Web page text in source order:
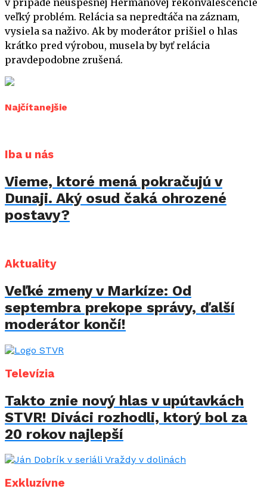
v prípade neúspešnej Hermanovej rekonvalescencie
veľký problém. Relácia sa nepredtáča na záznam,
vysiela sa naživo. Ak by moderátor prišiel o hlas
krátko pred výrobou, musela by byť relácia
pravdepodobne zrušená.
Najčítanejšie
Iba u nás
Vieme, ktoré mená pokračujú v
Dunaji. Aký osud čaká ohrozené
postavy?
Aktuality
Veľké zmeny v Markíze: Od
septembra prekope správy, ďalší
moderátor končí!
Televízia
Takto znie nový hlas v upútavkách
STVR! Diváci rozhodli, ktorý bol za
20 rokov najlepší
Exkluzívne